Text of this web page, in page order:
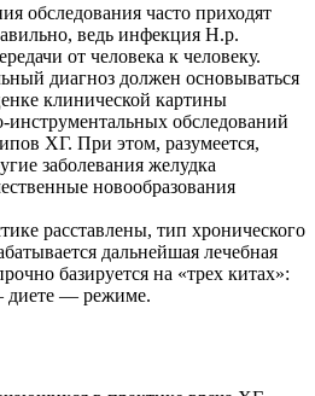
обследования часто приходят
ведь инфекция Н.р.
от человека к человеку.
диагноз должен основываться
клинической картины
инструментальных обследований
ХГ. При этом, разумеется,
заболевания желудка
новообразования
расставлены, тип хронического
дальнейшая лечебная
базируется на «трех китах»:
диете — режиме.